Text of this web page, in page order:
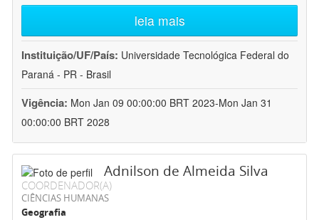
leia mais
Instituição/UF/País: Universidade Tecnológica Federal do
Paraná - PR - Brasil
Vigência: Mon Jan 09 00:00:00 BRT 2023-Mon Jan 31
00:00:00 BRT 2028
Adnilson de Almeida Silva
COORDENADOR(A)
CIÊNCIAS HUMANAS
Geografia